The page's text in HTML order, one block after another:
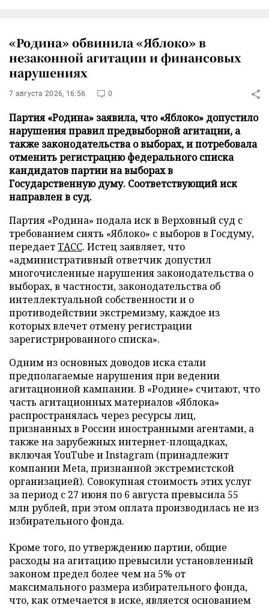
«Родина» обвинила «Яблоко» в
незаконной агитации и финансовых
нарушениях
7 августа 2026, 16:56 0
Партия «Родина» заявила, что «Яблоко» допустило
нарушения правил предвыборной агитации, а
также законодательства о выборах, и потребовала
отменить регистрацию федерального списка
кандидатов партии на выборах в
Государственную думу. Соответствующий иск
направлен в суд.
Партия «Родина» подала иск в Верховный суд с
требованием снять «Яблоко» с выборов в Госдуму,
передаетТАСС. Истец заявляет, что
«административный ответчик допустил
многочисленные нарушения законодательства о
выборах, в частности, законодательства об
интеллектуальной собственности и о
противодействии экстремизму, каждое из
которых влечет отмену регистрации
зарегистрированного списка».
Одним из основных доводов иска стали
предполагаемые нарушения при ведении
агитационной кампании. В «Родине» считают, что
часть агитационных материалов «Яблока»
распространялась через ресурсы лиц,
признанных в России иностранными агентами, а
также на зарубежных интернет-площадках,
включая YouTube и Instagram (принадлежит
компании Meta, признанной экстремистской
организацией). Совокупная стоимость этих услуг
за период с 27 июня по 6 августа превысила 55
млн рублей, при этом оплата производилась не из
избирательного фонда.
Кроме того, по утверждению партии, общие
расходы на агитацию превысили установленный
законом предел более чем на 5% от
максимального размера избирательного фонда,
что, как отмечается в иске, является основанием